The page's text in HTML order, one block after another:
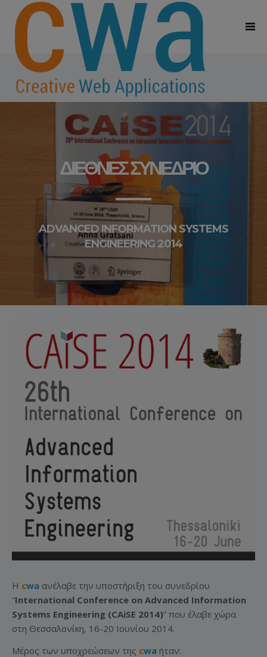
ΔΙΕΘΝΈΣ ΣΥΝΈΔΡΙΟ
ADVANCED INFORMATION SYSTEMS
ENGINEERING 2014
Η cwa ανέλαβε την υποστήριξη του συνεδρίου
“International Conference on Advanced Information
Systems Engineering (CAiSE 2014)” που έλαβε χώρα
στη Θεσσαλονίκη, 16-20 Ιουνίου 2014.
Μέρος των υποχρεώσεων της cwa ήταν: